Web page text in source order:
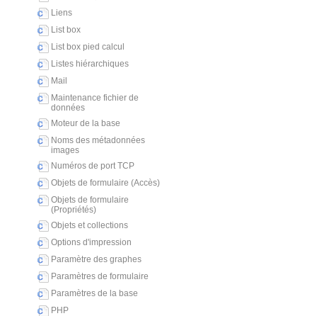
Liens
List box
List box pied calcul
Listes hiérarchiques
Mail
Maintenance fichier de
données
Moteur de la base
Noms des métadonnées
images
Numéros de port TCP
Objets de formulaire (Accès)
Objets de formulaire
(Propriétés)
Objets et collections
Options d'impression
Paramètre des graphes
Paramètres de formulaire
Paramètres de la base
PHP